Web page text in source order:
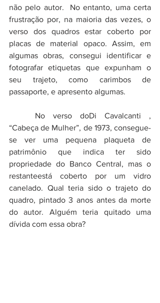
não pelo autor.  No entanto, uma certa
frustração por, na maioria das vezes, o
verso dos quadros estar coberto por
placas de material opaco. Assim, em
algumas obras, consegui identificar e
fotografar etiquetas que expunham o
seu trajeto, como carimbos de
passaporte, e apresento algumas.
“Cabeça de Mulher”, de 1973, consegue-
se ver uma pequena plaqueta de
patrimônio que indica ter sido
propriedade do Banco Central, mas o
restanteestá coberto por um vidro
canelado. Qual teria sido o trajeto do
quadro, pintado 3 anos antes da morte
do autor. Alguém teria quitado uma
dívida com essa obra?